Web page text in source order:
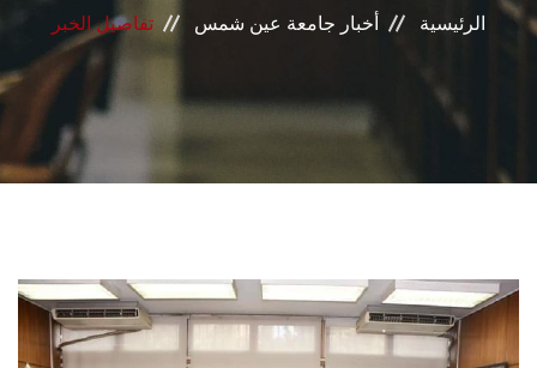
المراكز والوحدات
الأنظمة الذكية
الطلاب
الرئيسية أخبار جامعة عين شمس تفاصيل الخبر